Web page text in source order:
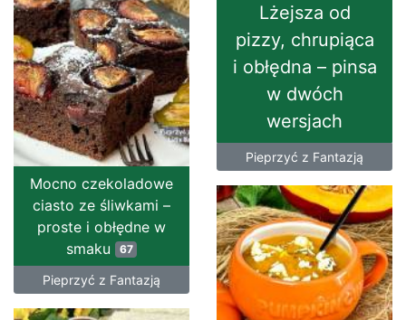
Mocno czekoladowe
ciasto ze śliwkami –
proste i obłędne w
smaku
67
Pieprzyć z Fantazją
Lżejsza od
pizzy, chrupiąca
i obłędna – pinsa
w dwóch
wersjach
Pieprzyć z Fantazją